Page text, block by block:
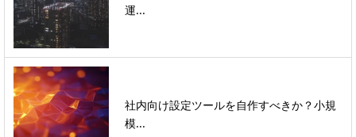
運...
社内向け設定ツールを自作すべきか？小規
模...